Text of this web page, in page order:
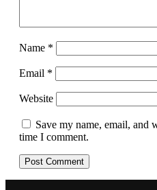
Name *
Email *
Website
Save my name, email, and
time I comment.